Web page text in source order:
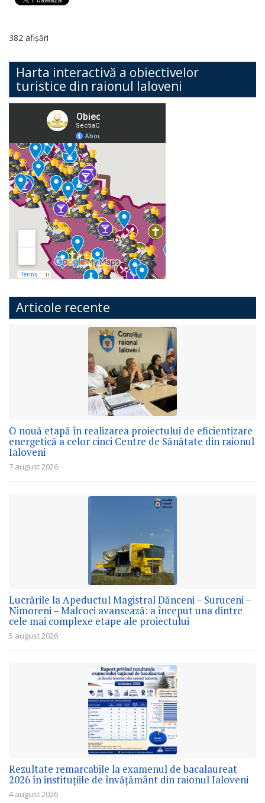
382 afișări
Harta interactivă a obiectivelor
turistice din raionul Ialoveni
Articole recente
O nouă etapă în realizarea proiectului de eficientizare
energetică a celor cinci Centre de Sănătate din raionul
Ialoveni
7 august 2026
Lucrările la Apeductul Magistral Dănceni – Suruceni –
Nimoreni – Malcoci avansează: a început una dintre
cele mai complexe etape ale proiectului
5 august 2026
Rezultate remarcabile la examenul de bacalaureat
2026 în instituțiile de învățământ din raionul Ialoveni
4 august 2026